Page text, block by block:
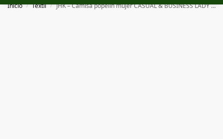
Inicio / Textil / JHK – Camisa popelin mujer CASUAL & BUSINESS LADY SHIRT